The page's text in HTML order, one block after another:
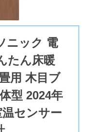
ニック 電
たん床暖
用 木目ブ
型 2024年
センサー